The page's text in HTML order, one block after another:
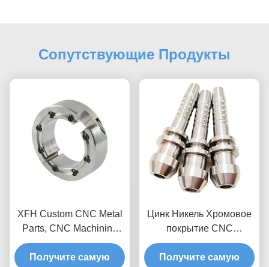
Сопутствующие Продукты
XFH Custom CNC Metal
Parts, CNC Machining
Steel Parts With 0.1
Surface Roughness
Получите самую
Цинк Никель Хромовое
покрытие CNC
Металлические детали
изготовитель Ra 0,8 - 0,1
Получите самую